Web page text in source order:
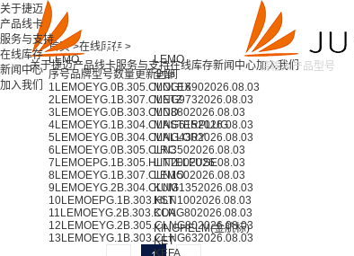
关于捷迈产品线卡服务与支持在线库存新闻中心加入我们
关于捷迈
产品线卡
服务与支持
在线库存
新闻中心
加入我们
首页 >在线库存 >
LEMO
LEMO
全部
MOLEX
METZ
MDD
MASTERPLUG
MALLORY
LRC
LITTELFUSE
LEMO
KUM
KST
KOA
KINGHELM(金航标)
KET
KEFA
序号品牌型号数量更新时间
1 LEMOEYG.0B.305.CLNG16902026.08.03
2 LEMOEYG.1B.307.CLNG9732026.08.03
3 LEMOEYG.0B.303.CLN8802026.08.03
4LEMOEYG.1B.304.CLNG6152026.08.03
5 LEMOEYG.0B.304.CLNG4302026.08.03
6 LEMOEYG.0B.305.CLN3502026.08.03
7 LEMOEPG.1B.305.HLN2002026.08.03
8LEMOEYG.1B.307.CLN1502026.08.03
9 LEMOEYG.2B.304.CLNG1352026.08.03
10LEMOEPG.1B.303.HLN 1002026.08.03
11 LEMOEYG.2B.303.CLNG802026.08.03
12 LEMOEYG.2B.305.CLNG802026.08.03
13 LEMOEYG.1B.303.CLNG632026.08.03